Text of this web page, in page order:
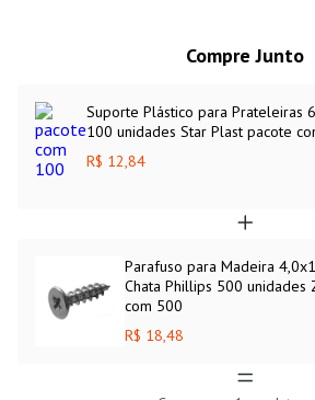
Compre Junto
Suporte Plástico para Prateleiras
100 unidades Star Plast pacote
R$ 12,84
Parafuso para Madeira
Chata Phillips 500 unidades
com 500
R$ 18,48